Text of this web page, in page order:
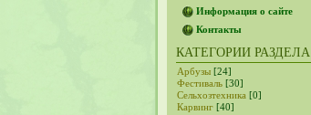
Информация о сайте
Контакты
КАТЕГОРИИ РАЗДЕЛА
Арбузы [24]
Фестиваль [30]
Сельхозтехника [0]
Карвинг [40]